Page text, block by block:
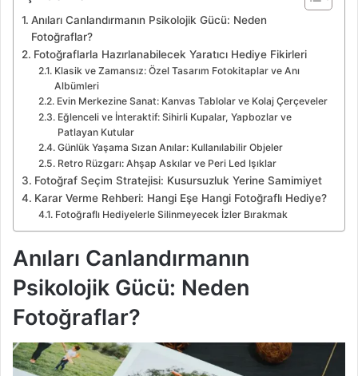
Anıları Canlandırmanın Psikolojik Gücü: Neden
Fotoğraflar?
Fotoğraflarla Hazırlanabilecek Yaratıcı Hediye Fikirleri
Klasik ve Zamansız: Özel Tasarım Fotokitaplar ve Anı
Albümleri
Evin Merkezine Sanat: Kanvas Tablolar ve Kolaj Çerçeveler
Eğlenceli ve İnteraktif: Sihirli Kupalar, Yapbozlar ve
Patlayan Kutular
Günlük Yaşama Sızan Anılar: Kullanılabilir Objeler
Retro Rüzgarı: Ahşap Askılar ve Peri Led Işıklar
Fotoğraf Seçim Stratejisi: Kusursuzluk Yerine Samimiyet
Karar Verme Rehberi: Hangi Eşe Hangi Fotoğraflı Hediye?
Fotoğraflı Hediyelerle Silinmeyecek İzler Bırakmak
Anıları Canlandırmanın
Psikolojik Gücü: Neden
Fotoğraflar?